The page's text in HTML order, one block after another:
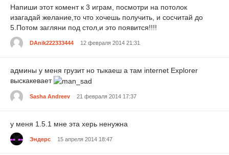
Напиши этот комент к 3 играм, посмотри на потолок
изагадай желание,то что хочешь получить, и сосчитай до
5.Потом загляни под стол,и это появится!!!!
DAnik222333444 12 февраля 2014 21:31
админы у меня грузит но тыкаеш а там internet Explorer
выскакевает
Sasha Andreev 21 февраля 2014 17:37
у меня 1.5.1 мне эта херь ненужна
Эндерс 15 апреля 2014 18:47